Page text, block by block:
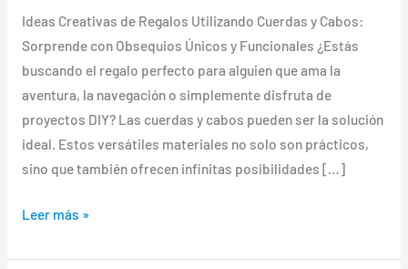
Ideas Creativas de Regalos Utilizando Cuerdas y Cabos:
Sorprende con Obsequios Únicos y Funcionales ¿Estás
buscando el regalo perfecto para alguien que ama la
aventura, la navegación o simplemente disfruta de
proyectos DIY? Las cuerdas y cabos pueden ser la solución
ideal. Estos versátiles materiales no solo son prácticos,
sino que también ofrecen infinitas posibilidades […]
Leer más »